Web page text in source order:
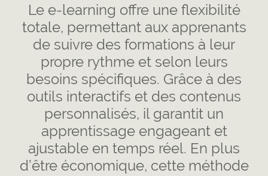
Le e-learning offre une flexibilité
totale, permettant aux apprenants
de suivre des formations à leur
propre rythme et selon leurs
besoins spécifiques. Grâce à des
outils interactifs et des contenus
personnalisés, il garantit un
apprentissage engageant et
ajustable en temps réel. En plus
d’être économique, cette méthode